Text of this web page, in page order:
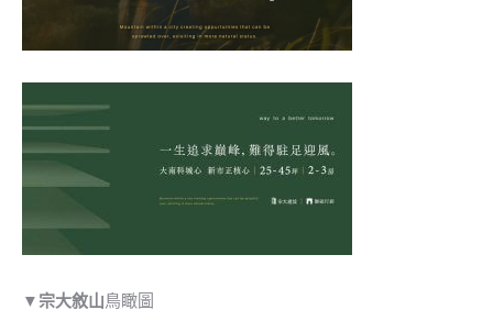
▼ 宗大敘山鳥瞰圖